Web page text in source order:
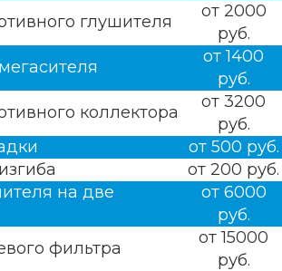
глушителя
от 2000
руб.
от 1400
руб.
коллектора
от 3200
руб.
от 500 руб.
от 200 руб.
на две
от 6000
руб.
фильтра
от 15000
руб.